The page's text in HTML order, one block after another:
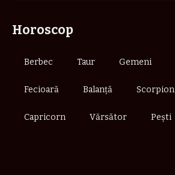
Horoscop
Berbec Taur Gemeni
Fecioară Balanță Scorpion
Capricorn Vărsător Pești